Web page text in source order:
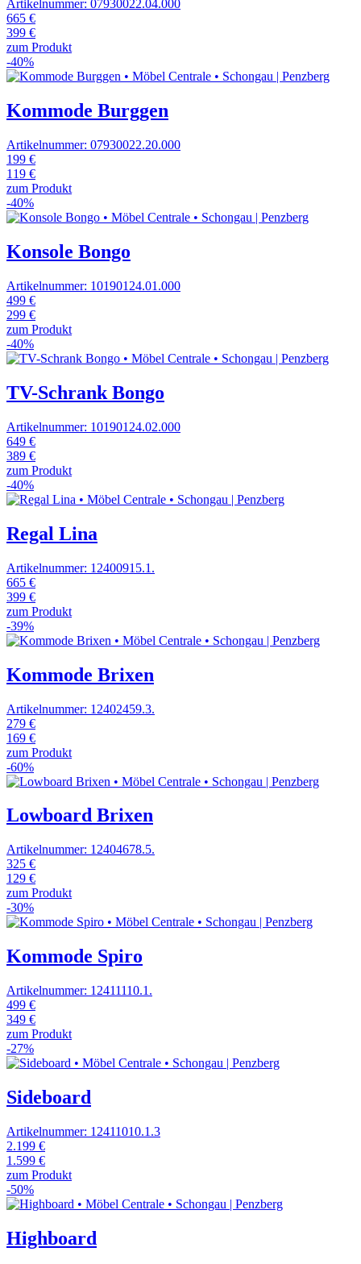
Artikelnummer: 07930022.04.000
665 €
399 €
zum Produkt
-40%
Kommode Burggen
Artikelnummer: 07930022.20.000
199 €
119 €
zum Produkt
-40%
Konsole Bongo
Artikelnummer: 10190124.01.000
499 €
299 €
zum Produkt
-40%
TV-Schrank Bongo
Artikelnummer: 10190124.02.000
649 €
389 €
zum Produkt
-40%
Regal Lina
Artikelnummer: 12400915.1.
665 €
399 €
zum Produkt
-39%
Kommode Brixen
Artikelnummer: 12402459.3.
279 €
169 €
zum Produkt
-60%
Lowboard Brixen
Artikelnummer: 12404678.5.
325 €
129 €
zum Produkt
-30%
Kommode Spiro
Artikelnummer: 12411110.1.
499 €
349 €
zum Produkt
-27%
Sideboard
Artikelnummer: 12411010.1.3
2.199 €
1.599 €
zum Produkt
-50%
Highboard